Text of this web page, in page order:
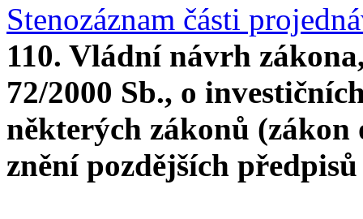
Stenozáznam části
110. Vládní návrh
72/2000 Sb., o
některých zákonů
znění pozdějších